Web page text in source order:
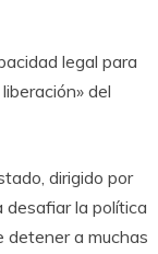
legal para
del
dirigido por
desafiar la política
detener a muchas